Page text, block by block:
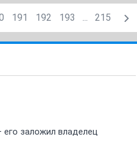
191 192 193 ... 215
заложил владелец